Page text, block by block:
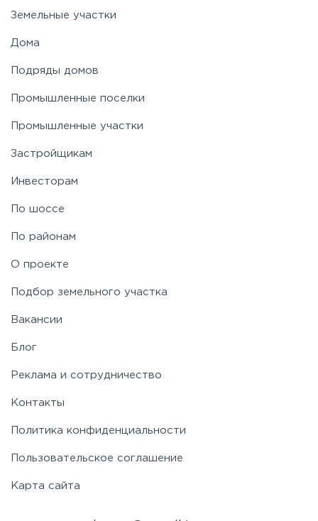
Фряновское
Ярославское
Земельные участки
Дома
Подряды домов
Промышленные поселки
Промышленные участки
Застройщикам
Инвесторам
По шоссе
По районам
О проекте
Подбор земельного участка
Вакансии
Блог
Реклама и сотрудничество
Контакты
Политика конфиденциальности
Пользовательское соглашение
Карта сайта